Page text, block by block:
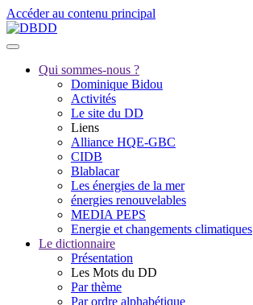
Accéder au contenu principal
Qui sommes-nous ?
Dominique Bidou
Activités
Le site du DD
Liens
Alliance HQE-GBC
CIDB
Blablacar
Les énergies de la mer
énergies renouvelables
MEDIA PEPS
Energie et changements climatiques
Le dictionnaire
Présentation
Les Mots du DD
Par thème
Par ordre alphabétique